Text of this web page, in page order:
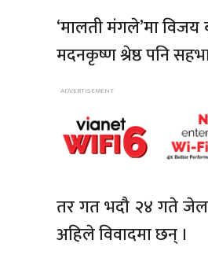
‘मालती मंगले’मा विजय
मदनकृष्ण श्रेष्ठ पनि
तर गत भदौ २४ गते जेल
अहिले विवादमा छन् ।